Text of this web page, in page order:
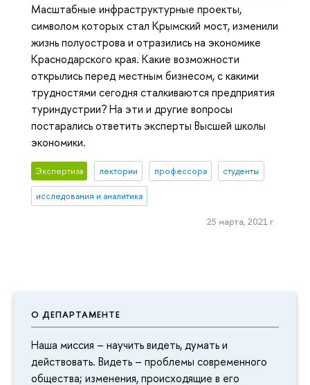
О ДЕПАРТАМЕНТЕ
Наша миссия – научить видеть, думать и
действовать. Видеть – проблемы современного
общества; изменения, происходящие в его
Масштабные инфраструктурные проекты,
символом которых стал Крымский мост, изменили
жизнь полуострова и отразились на экономике
Краснодарского края. Какие возможности
открылись перед местным бизнесом, с какими
трудностями сегодня сталкиваются предприятия
туриндустрии? На эти и другие вопросы
постарались ответить эксперты Высшей школы
экономики.
Экспертиза лектории профессора студенты
исследования и аналитика
25 марта, 2021 г.